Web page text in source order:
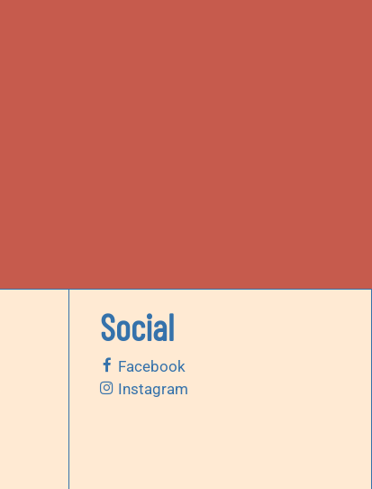
Social
Facebook
Instagram